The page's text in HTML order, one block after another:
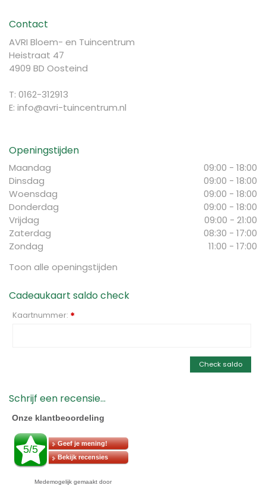
Contact
AVRI Bloem- en Tuincentrum
Heistraat 47
4909 BD Oosteind
T: 0162-312913
E: info@avri-tuincentrum.nl
Openingstijden
Maandag
09:00 - 18:00
Dinsdag
09:00 - 18:00
Woensdag
09:00 - 18:00
Donderdag
09:00 - 18:00
Vrijdag
09:00 - 21:00
Zaterdag
08:30 - 17:00
Zondag
11:00 - 17:00
Toon alle openingstijden
Cadeaukaart saldo check
Kaartnummer: *
Check saldo
Schrijf een recensie...